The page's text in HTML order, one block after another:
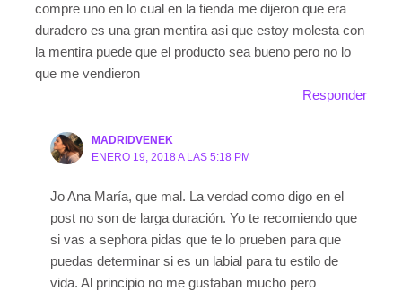
compre uno en lo cual en la tienda me dijeron que era
duradero es una gran mentira asi que estoy molesta con
la mentira puede que el producto sea bueno pero no lo
que me vendieron
Responder
MADRIDVENEK
ENERO 19, 2018 A LAS 5:18 PM
Jo Ana María, que mal. La verdad como digo en el
post no son de larga duración. Yo te recomiendo que
si vas a sephora pidas que te lo prueben para que
puedas determinar si es un labial para tu estilo de
vida. Al principio no me gustaban mucho pero